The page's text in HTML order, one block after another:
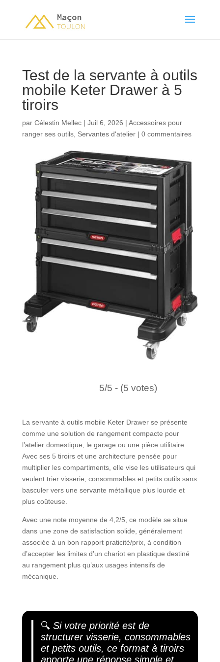
Test de la servante à outils
mobile Keter Drawer à 5
tiroirs
par Célestin Mellec| Juil 6, 2026 | Accessoires pour
ranger ses outils, Servantes d'atelier| 0 commentaires
5/5 - (5 votes)
La servante à outils mobile Keter Drawer se présente
comme une solution de rangement compacte pour
l’atelier domestique, le garage ou une pièce utilitaire.
Avec ses 5 tiroirs et une architecture pensée pour
multiplier les compartiments, elle vise les utilisateurs qui
veulent trier visserie, consommables et petits outils sans
basculer vers une servante métallique plus lourde et
plus coûteuse.
Avec une note moyenne de 4,2/5, ce modèle se situe
dans une zone de satisfaction solide, généralement
associée à un bon rapport praticité/prix, à condition
d’accepter les limites d’un chariot en plastique destiné
au rangement plus qu’aux usages intensifs de
mécanique.
🔍 Si votre priorité est de
structurer visserie, consommables
et petits outils, ce format à tiroirs
apporte une réponse simple et